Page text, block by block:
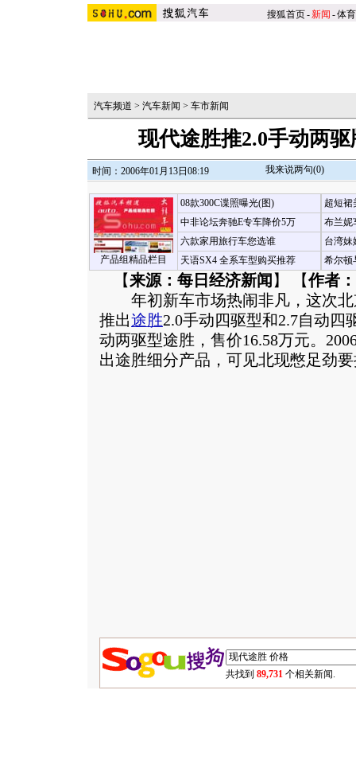
搜狐首页-新闻 -体育
汽车频道 > 汽车新闻 > 车市新闻
现代途胜推2.0手动两
时间：2006年01月13日08:19 我来说两句(0)
产品组精品栏目
08款300C谍照曝光(图)
中非论坛奔驰E专车降价5万
六款家用旅行车您选谁
天语SX4 全系车型购买推荐
超短裙
布兰妮
台湾妹
希尔顿
【来源：每日经济新闻 】 【作者
年初新车市场热闹非凡，这次北
推出途胜2.0手动四驱型和2.7自动四
动两驱型途胜，售价16.58万元。
出途胜细分产品，可见北现憋足劲
共找到 89,731 个相关新闻.